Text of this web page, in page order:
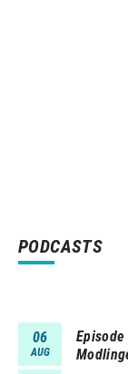
PODCASTS
06
AUG
Episode